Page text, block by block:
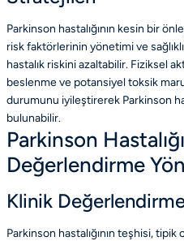
Parkinson hastalığının kesin bir
risk faktörlerinin yönetimi ve
hastalık riskini azaltabilir. Fiziksel
beslenme ve potansiyel toksik
durumunu iyileştirerek Parkinson
bulunabilir.
Parkinson
Değerlendirme
Klinik
Parkinson hastalığının teşhisi,